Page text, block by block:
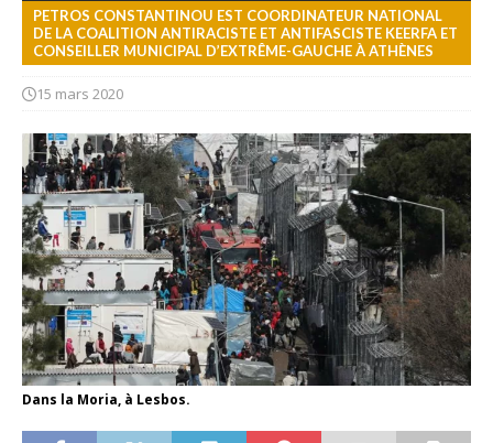
PETROS CONSTANTINOU EST COORDINATEUR NATIONAL
DE LA COALITION ANTIRACISTE ET ANTIFASCISTE KEERFA ET
CONSEILLER MUNICIPAL D’EXTRÊME-GAUCHE À ATHÈNES
15 mars 2020
Dans la Moria, à Lesbos.